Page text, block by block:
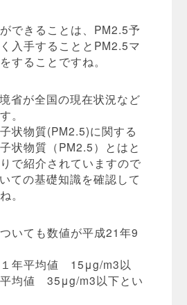
できることは、PM2.5予
入手することとPM2.5マ
することですね。
省が全国の現在状況など
。
状物質(PM2.5)に関する
状物質（PM2.5）とはと
で紹介されていますので
ての基礎知識を確認して
。
いても数値が平成21年9
年平均値 15μg/m3以
均値 35μg/m3以下とい